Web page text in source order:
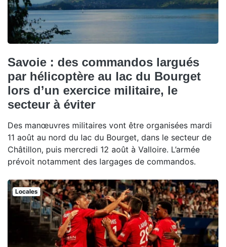
Savoie : des commandos largués
par hélicoptère au lac du Bourget
lors d’un exercice militaire, le
secteur à éviter
Des manœuvres militaires vont être organisées mardi
11 août au nord du lac du Bourget, dans le secteur de
Châtillon, puis mercredi 12 août à Valloire. L’armée
prévoit notamment des largages de commandos.
Locales